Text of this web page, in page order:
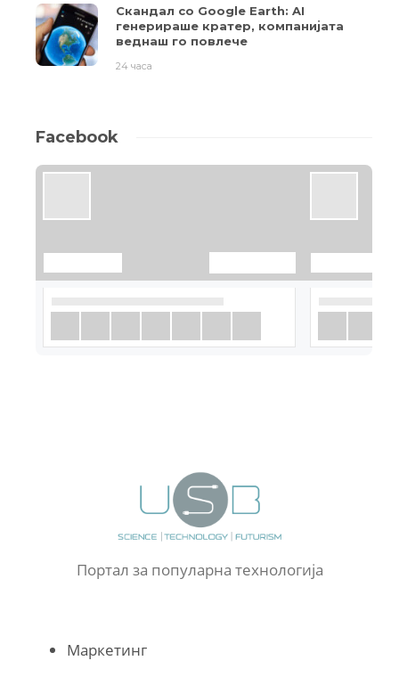
Скандал со Google Earth: AI
генерираше кратер, компанијата
веднаш го повлече
24 часа
Facebook
Портал за популарна технологија
Маркетинг